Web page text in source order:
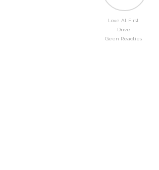
Love At First
Drive
Geen Reacties